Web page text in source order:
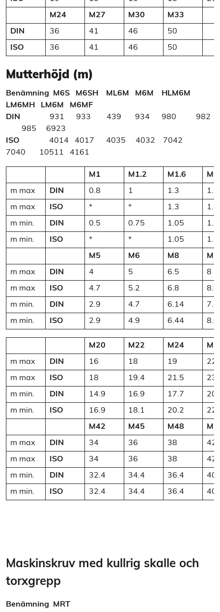
M24 M27 M30 M33
DIN 36 41 46 50
ISO 36 41 46 50
Mutterhöjd (m)
Benämning
M6S M6SH ML6M M6M HLM6M
LM6MH LM6M M6MF
DIN
931 933 439 934 980 982
985 6923
ISO 4014 4017 4035 4032 7042
7040 10511 4161
M1 M1.2 M1.6 M2
m max DIN 0.8 1 1.3 1.6
m max ISO * * 1.3 1.6
m min. DIN 0.5 0.75 1.05
m min. ISO * * 1.05
M5 M6 M8
m max DIN 4 5 6.5 8
m max ISO 4.7 5.2 6.8 8.4
m min. DIN 2.9 4.7 6.14
m min. ISO 2.9 4.9 6.44
M20 M22 M24
m max DIN 16 18 19 22
m max ISO 18 19.4 21.5
m min. DIN 14.9 16.9 17.7
m min. ISO 16.9 18.1 20.2
M42 M45 M48
m max DIN 34 36 38 42
m max ISO 34 36 38 42
m min. DIN 32.4 34.4 36.4
m min. ISO 32.4 34.4 36.4
Maskinskruv med kullrig skalle och
torxgrepp
Benämning MRT